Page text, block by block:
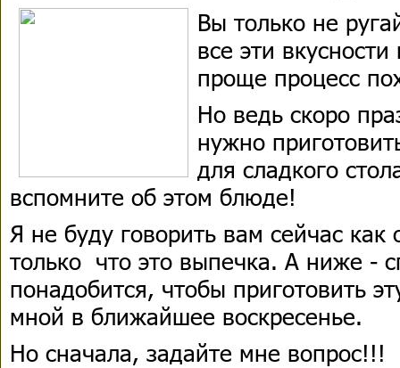
Вы только не
все эти
проще процесс
Но ведь скоро
нужно
для сладкого
вспомните об этом блюде!
Я не буду говорить вам сейчас как
только что это выпечка. А ниже -
понадобится, чтобы приготовить
мной в ближайшее воскресенье.
Но сначала, задайте мне вопрос!!!